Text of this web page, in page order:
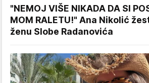
"NEMOJ VIŠE NIKADA DA SI
MOM RALETU!" Ana Nikolić
ženu Slobe Radanovića